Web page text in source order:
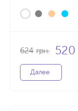
624 грн. 520
Далее